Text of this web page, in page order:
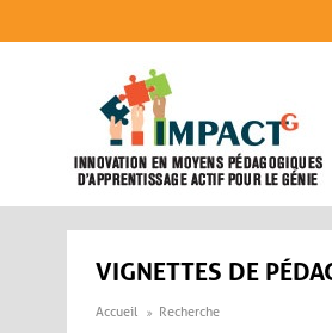
VIGNETTES DE
Accueil Recherche